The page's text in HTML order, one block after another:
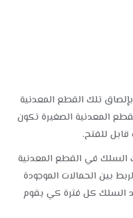
تلك القطع المعدنية
المعدنية الصغيرة تكون
للفتح.
في القطع المعدنية
بين الحمالات الموجودة
السلك كل فترة كي يقوم